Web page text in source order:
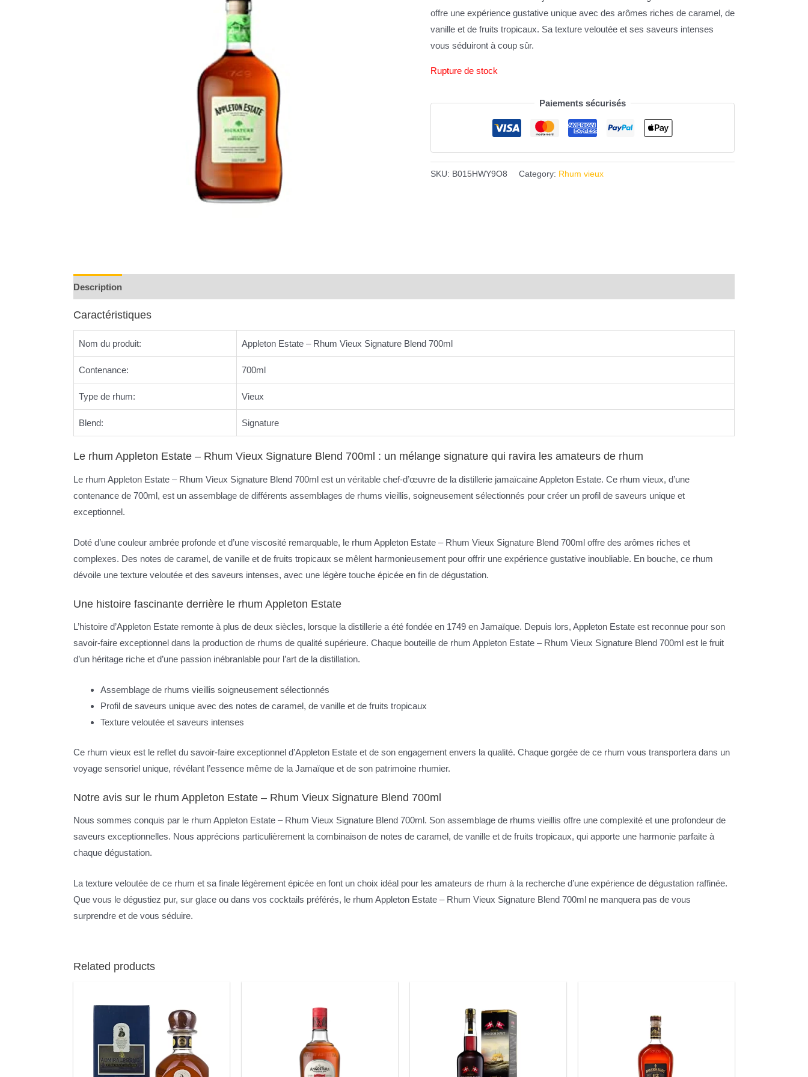
offre une expérience gustative unique avec des arômes riches de caramel, de
vanille et de fruits tropicaux. Sa texture veloutée et ses saveurs intenses
vous séduiront à coup sûr.
Rupture de stock
Paiements sécurisés
SKU: B015HWY9O8 Category: Rhum vieux
Description
Caractéristiques
Nom du produit: Appleton Estate – Rhum Vieux Signature Blend 700ml
Contenance: 700ml
Type de rhum: Vieux
Blend: Signature
Le rhum Appleton Estate – Rhum Vieux Signature Blend 700ml : un mélange signature qui ravira les amateurs de rhum
Le rhum Appleton Estate – Rhum Vieux Signature Blend 700ml est un véritable chef-d’œuvre de la distillerie jamaïcaine Appleton Estate. Ce rhum vieux, d’une
contenance de 700ml, est un assemblage de différents assemblages de rhums vieillis, soigneusement sélectionnés pour créer un profil de saveurs unique et
exceptionnel.
Doté d’une couleur ambrée profonde et d’une viscosité remarquable, le rhum Appleton Estate – Rhum Vieux Signature Blend 700ml offre des arômes riches et
complexes. Des notes de caramel, de vanille et de fruits tropicaux se mêlent harmonieusement pour offrir une expérience gustative inoubliable. En bouche, ce rhum
dévoile une texture veloutée et des saveurs intenses, avec une légère touche épicée en fin de dégustation.
Une histoire fascinante derrière le rhum Appleton Estate
L’histoire d’Appleton Estate remonte à plus de deux siècles, lorsque la distillerie a été fondée en 1749 en Jamaïque. Depuis lors, Appleton Estate est reconnue pour son
savoir-faire exceptionnel dans la production de rhums de qualité supérieure. Chaque bouteille de rhum Appleton Estate – Rhum Vieux Signature Blend 700ml est le fruit
d’un héritage riche et d’une passion inébranlable pour l’art de la distillation.
Assemblage de rhums vieillis soigneusement sélectionnés
Profil de saveurs unique avec des notes de caramel, de vanille et de fruits tropicaux
Texture veloutée et saveurs intenses
Ce rhum vieux est le reflet du savoir-faire exceptionnel d’Appleton Estate et de son engagement envers la qualité. Chaque gorgée de ce rhum vous transportera dans un
voyage sensoriel unique, révélant l’essence même de la Jamaïque et de son patrimoine rhumier.
Notre avis sur le rhum Appleton Estate – Rhum Vieux Signature Blend 700ml
Nous sommes conquis par le rhum Appleton Estate – Rhum Vieux Signature Blend 700ml. Son assemblage de rhums vieillis offre une complexité et une profondeur de
saveurs exceptionnelles. Nous apprécions particulièrement la combinaison de notes de caramel, de vanille et de fruits tropicaux, qui apporte une harmonie parfaite à
chaque dégustation.
La texture veloutée de ce rhum et sa finale légèrement épicée en font un choix idéal pour les amateurs de rhum à la recherche d’une expérience de dégustation raffinée.
Que vous le dégustiez pur, sur glace ou dans vos cocktails préférés, le rhum Appleton Estate – Rhum Vieux Signature Blend 700ml ne manquera pas de vous
surprendre et de vous séduire.
Related products